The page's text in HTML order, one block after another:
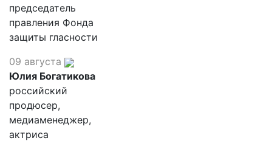
председатель
правления Фонда
защиты гласности
09 августа
Юлия Богатикова
российский
продюсер,
медиаменеджер,
актриса